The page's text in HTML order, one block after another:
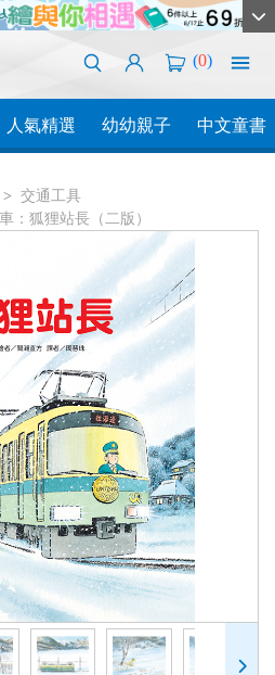
(0)
人氣精選 幼幼親子 中文童書
交通工具
：狐狸站長（二版）